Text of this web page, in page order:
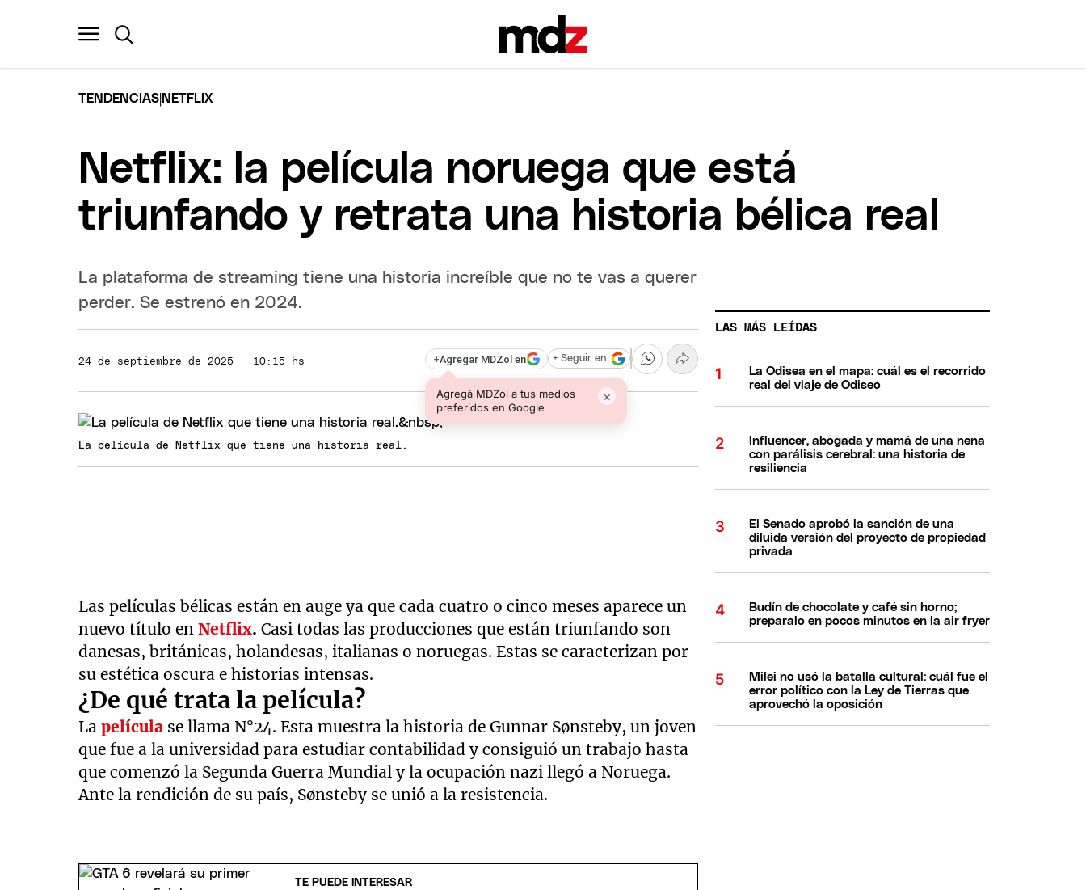
TENDENCIAS NETFLIX
Netflix: la película noruega que está
triunfando y retrata una historia bélica real
La plataforma de streaming tiene una historia increíble que no te vas a querer
perder. Se estrenó en 2024.
24 de septiembre de 2025 · 10:15 hs +Agregar MDZol en
Agregá MDZol a tus medios
preferidos en Google
×
+ Seguir en
La película de Netflix que tiene una historia real.
Las películas bélicas están en auge ya que cada cuatro o cinco meses aparece un
nuevo título enNetflix. Casi todas las producciones que están triunfando son
danesas, británicas, holandesas, italianas o noruegas. Estas se caracterizan por
su estética oscura e historias intensas.
¿De qué trata la película?
Lapelícula se llama N°24. Esta muestra la historia de Gunnar Sønsteby, un joven
que fue a la universidad para estudiar contabilidad y consiguió un trabajo hasta
que comenzó la Segunda Guerra Mundial y la ocupación nazi llegó a Noruega.
Ante la rendición de su país, Sønsteby se unió a la resistencia.
TE PUEDE INTERESAR
LAS MÁS LEÍDAS
La Odisea en el mapa: cuál es el recorrido
real del viaje de Odiseo
Influencer, abogada y mamá de una nena
con parálisis cerebral: una historia de
resiliencia
El Senado aprobó la sanción de una
diluida versión del proyecto de propiedad
privada
Budín de chocolate y café sin horno;
preparalo en pocos minutos en la air fryer
Milei no usó la batalla cultural: cuál fue el
error político con la Ley de Tierras que
aprovechó la oposición